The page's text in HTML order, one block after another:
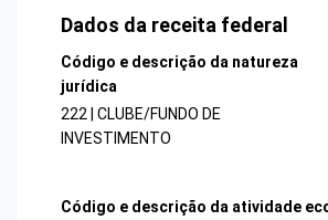
Dados da receita federal
Código e descrição da natureza
jurídica
222 | CLUBE/FUNDO DE
INVESTIMENTO
Código e descrição da atividade